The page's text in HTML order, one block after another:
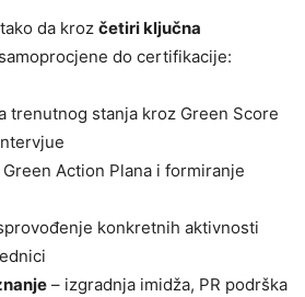
da kroz četiri ključna
do certifikacije:
trenutnog stanja kroz Green Score
Green Action Plana i formiranje
konkretnih aktivnosti
– izgradnja imidža, PR podrška